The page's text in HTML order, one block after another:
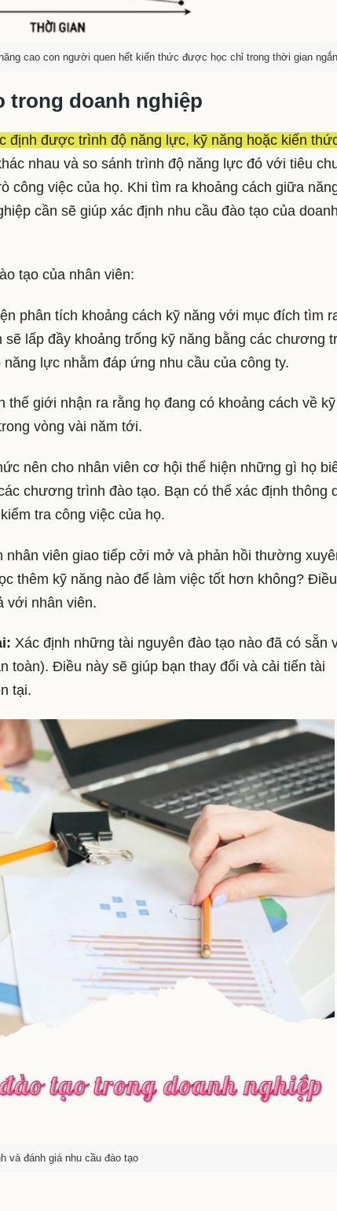
cao con người quen hết kiến thức được học chỉ trong thời gian ngắn
trong doanh nghiệp
định được trình độ năng lực, kỹ năng hoặc kiến
nhau và so sánh trình độ năng lực đó với tiêu
công việc của họ. Khi tìm ra khoảng cách giữa
cần sẽ giúp xác định nhu cầu đào tạo của
tạo của nhân viên:
phân tích khoảng cách kỹ năng với mục đích tìm
lấp đầy khoảng trống kỹ năng bằng các chương
lực nhằm đáp ứng nhu cầu của công ty.
thế giới nhận ra rằng họ đang có khoảng cách về kỹ
vòng vài năm tới.
nên cho nhân viên cơ hội thể hiện những gì họ
chương trình đào tạo. Bạn có thể xác định thông
tra công việc của họ.
nhân viên giao tiếp cởi mở và phản hồi thường
thêm kỹ năng nào để làm việc tốt hơn không?
với nhân viên.
Xác định những tài nguyên đào tạo nào đã có sẵn
toàn). Điều này sẽ giúp bạn thay đổi và cải tiến tài
tại.
và đánh giá nhu cầu đào tạo